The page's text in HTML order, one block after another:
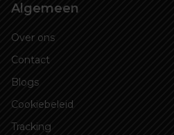
Algemeen
Over ons
Contact
Blogs
Cookiebeleid
Tracking